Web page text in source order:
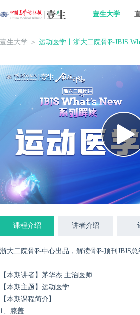
壹生大学
壹生大学 ＞ 运动医学丨浙大二院骨科JBJS
课程介绍 讲者介绍
浙大二院骨科中心出品，解读骨科顶刊JBJS
【本期讲者】茅华杰 主治医师
【本期主题】运动医学
【本期课程简介】
1、膝盖